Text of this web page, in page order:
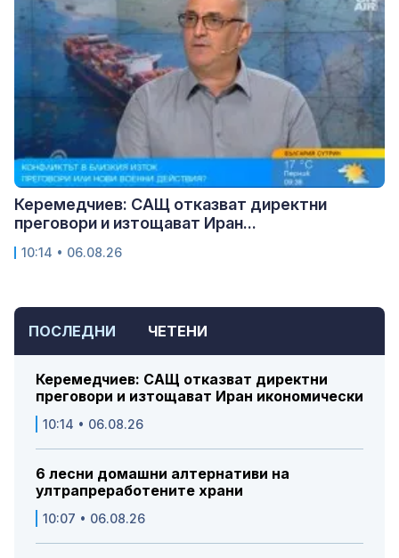
ПОСЛЕДНИ ЧЕТЕНИ
Керемедчиев: САЩ отказват директни
преговори и изтощават Иран икономически
10:14 • 06.08.26
6 лесни домашни алтернативи на
ултрапреработените храни
10:07 • 06.08.26
Керемедчиев: САЩ отказват директни
преговори и изтощават Иран...
10:14 • 06.08.26